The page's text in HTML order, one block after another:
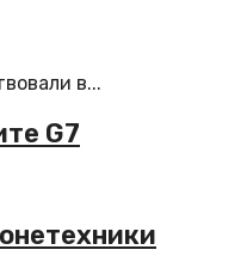
в...
G7